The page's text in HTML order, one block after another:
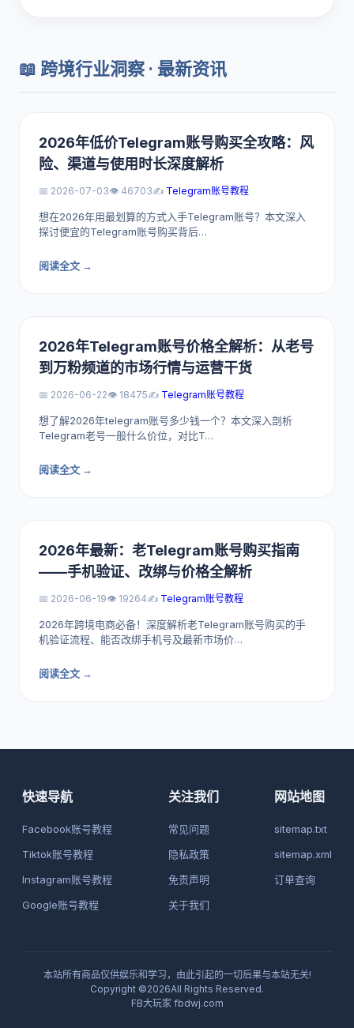
📖 跨境行业洞察 · 最新资讯
2026年低价Telegram账号购买全攻略：风
险、渠道与使用时长深度解析
📅 2026-07-03👁️ 46703✍️ Telegram账号教程
想在2026年用最划算的方式入手Telegram账号？本文深入
探讨便宜的Telegram账号购买背后…
阅读全文 →
2026年Telegram账号价格全解析：从老号
到万粉频道的市场行情与运营干货
📅 2026-06-22👁️ 18475✍️ Telegram账号教程
想了解2026年telegram账号多少钱一个？本文深入剖析
Telegram老号一般什么价位，对比T…
阅读全文 →
2026年最新：老Telegram账号购买指南
——手机验证、改绑与价格全解析
📅 2026-06-19👁️ 19264✍️ Telegram账号教程
2026年跨境电商必备！深度解析老Telegram账号购买的手
机验证流程、能否改绑手机号及最新市场价…
阅读全文 →
快速导航
Facebook账号教程
Tiktok账号教程
Instagram账号教程
Google账号教程
关注我们
常见问题
隐私政策
免责声明
关于我们
网站地图
sitemap.txt
sitemap.xml
订单查询
本站所有商品仅供娱乐和学习，由此引起的一切后果与本站无关!
Copyright ©2026All Rights Reserved.
FB大玩家fbdwj.com